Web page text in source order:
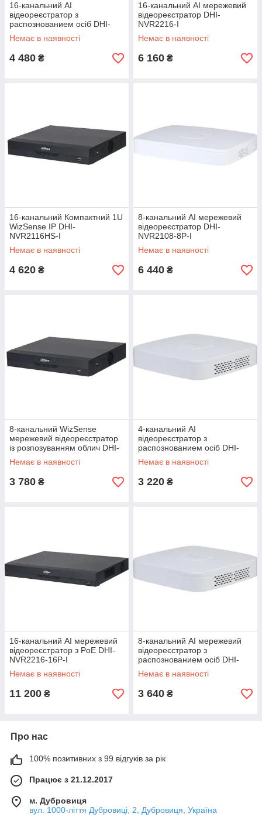
16-канальний AI
відеореєстратор з
распознованием осіб DHI-
NVR2116-I
Немає в наявності
4 480 ₴
16-канальний AI мережевий
відеореєстратор DHI-
NVR2216-I
Немає в наявності
6 160 ₴
16-канальний Компактний 1U
WizSense IP DHI-
NVR2116HS-I
Немає в наявності
4 620 ₴
8-канальний AI мережевий
відеореєстратор DHI-
NVR2108-8P-I
Немає в наявності
6 440 ₴
8-канальний WizSense
мережевий відеореєстратор
із розпозуванням облич DHI-
NVR2108HS-I
Немає в наявності
3 780 ₴
4-канальний AI
відеореєстратор з
распознованием осіб DHI-
NVR2104-I
Немає в наявності
3 220 ₴
16-канальний AI мережевий
відеореєстратор з PoE DHI-
NVR2216-16P-I
Немає в наявності
11 200 ₴
8-канальний AI мережевий
відеореєстратор з
распознованием осіб DHI-
NVR2108-I
Немає в наявності
3 640 ₴
Про нас
100% позитивних з 99 відгуків за рік
Працює з 21.12.2017
м. Дубровиця
вул. 1000-ліття Дубровиці, 2, Дубровиця, Україна